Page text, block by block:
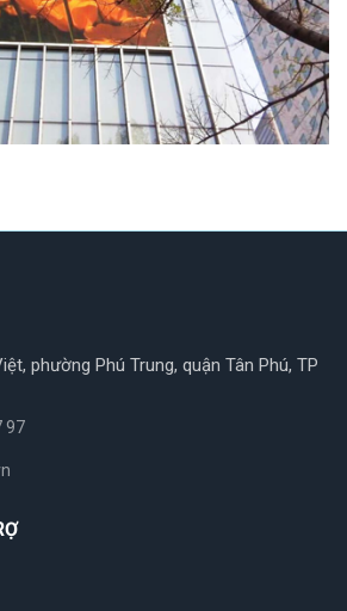
phường Phú Trung, quận Tân Phú, TP
97